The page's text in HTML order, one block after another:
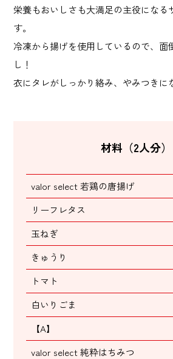
栄養もおいしさも大満足の主役になる
す。
冷凍から揚げを使用しているので、面
し！
衣にタレがしっかり絡み、やみつき
材料（2人分）
valor select 若鶏の唐揚げ
リーフレタス
玉ねぎ
きゅうり
トマト
白いりごま
【A】
valor select 純粋はちみつ